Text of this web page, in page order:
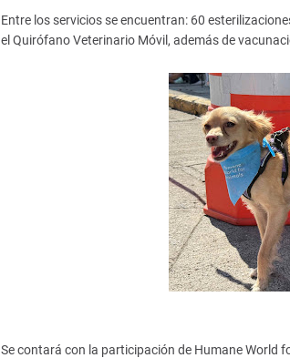
Entre los servicios se encuentran: 60
el Quirófano Veterinario Móvil, además de
Se contará con la participación de Humane World